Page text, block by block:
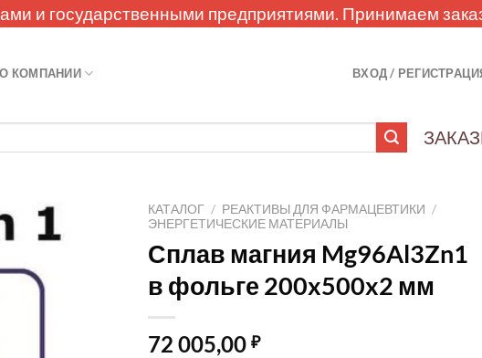
и государственными предприятиями. Принимаем
О КОМПАНИИ ВХОД /
КАТАЛОГ / РЕАКТИВЫ ДЛЯ ФАРМАЦЕВТИКИ /
ЭНЕРГЕТИЧЕСКИЕ МАТЕРИАЛЫ
Сплав магния Mg96Al3Zn1
в фольге 200x500x2 мм
72 005,00 ₽